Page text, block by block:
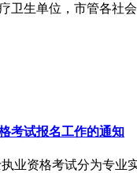
生单位，市管各社
考试报名工作的通知
业资格考试分为专业